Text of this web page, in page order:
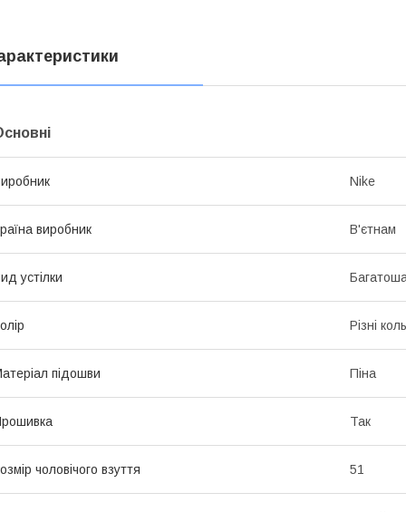
Nike
виробник В'єтнам
устілки
Різні
підошви Піна
Так
чоловічого взуття 51